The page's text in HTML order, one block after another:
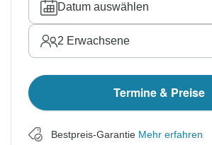
Datum auswählen
2 Erwachsene
Termine & Preise
Bestpreis-Garantie Mehr erfahren